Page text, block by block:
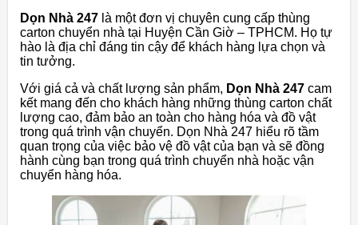
Dọn Nhà 247 là một đơn vị chuyên cung cấp thùng
carton chuyển nhà tại Huyện Cần Giờ – TPHCM. Họ tự
hào là địa chỉ đáng tin cậy để khách hàng lựa chọn và
tin tưởng.
Với giá cả và chất lượng sản phẩm, Dọn Nhà 247 cam
kết mang đến cho khách hàng những thùng carton chất
lượng cao, đảm bảo an toàn cho hàng hóa và đồ vật
trong quá trình vận chuyển. Dọn Nhà 247 hiểu rõ tầm
quan trọng của việc bảo vệ đồ vật của bạn và sẽ đồng
hành cùng bạn trong quá trình chuyển nhà hoặc vận
chuyển hàng hóa.